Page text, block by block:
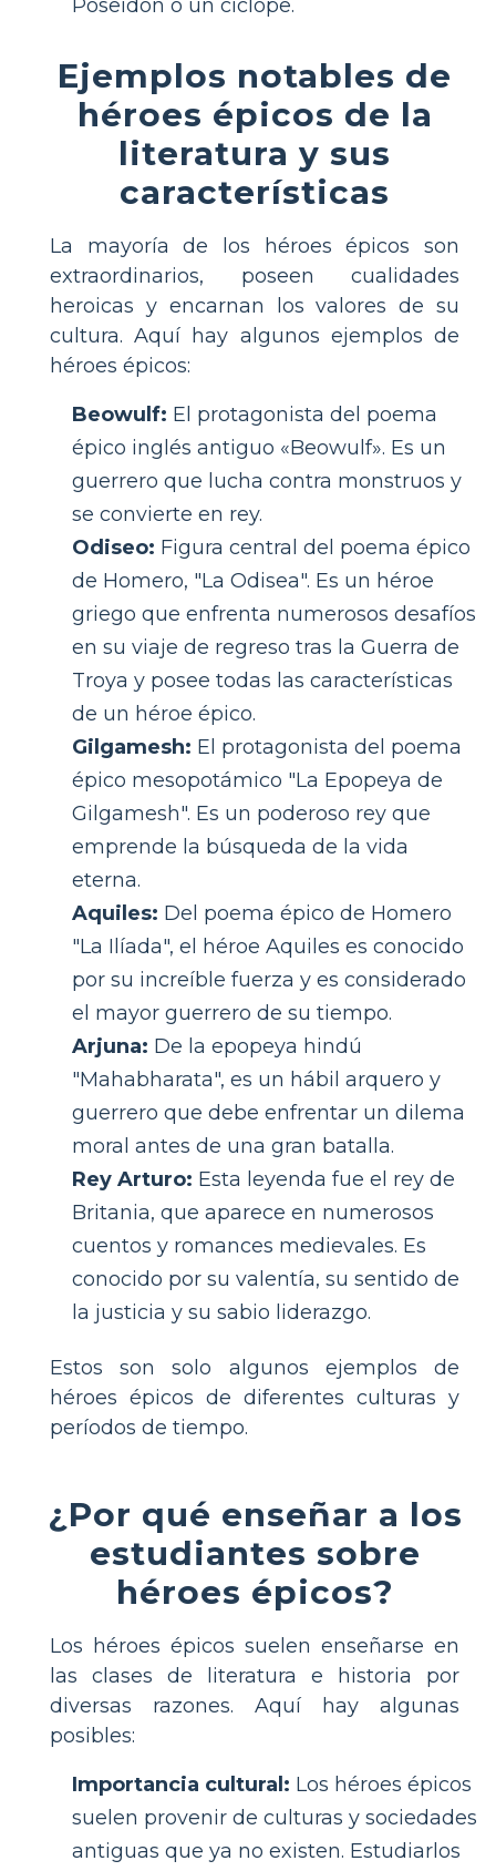
Poseidón o un cíclope.
Ejemplos notables de
héroes épicos de la
literatura y sus
características
La mayoría de los héroes épicos son
extraordinarios, poseen cualidades
heroicas y encarnan los valores de su
cultura. Aquí hay algunos ejemplos de
héroes épicos:
Beowulf: El protagonista del poema
épico inglés antiguo «Beowulf». Es un
guerrero que lucha contra monstruos y
se convierte en rey.
Odiseo: Figura central del poema épico
de Homero, "La Odisea". Es un héroe
griego que enfrenta numerosos desafíos
en su viaje de regreso tras la Guerra de
Troya y posee todas las características
de un héroe épico.
Gilgamesh: El protagonista del poema
épico mesopotámico "La Epopeya de
Gilgamesh". Es un poderoso rey que
emprende la búsqueda de la vida
eterna.
Aquiles: Del poema épico de Homero
"La Ilíada", el héroe Aquiles es conocido
por su increíble fuerza y es considerado
el mayor guerrero de su tiempo.
Arjuna: De la epopeya hindú
"Mahabharata", es un hábil arquero y
guerrero que debe enfrentar un dilema
moral antes de una gran batalla.
Rey Arturo: Esta leyenda fue el rey de
Britania, que aparece en numerosos
cuentos y romances medievales. Es
conocido por su valentía, su sentido de
la justicia y su sabio liderazgo.
Estos son solo algunos ejemplos de
héroes épicos de diferentes culturas y
períodos de tiempo.
¿Por qué enseñar a los
estudiantes sobre
héroes épicos?
Los héroes épicos suelen enseñarse en
las clases de literatura e historia por
diversas razones. Aquí hay algunas
posibles:
Importancia cultural: Los héroes épicos
suelen provenir de culturas y sociedades
antiguas que ya no existen. Estudiarlos